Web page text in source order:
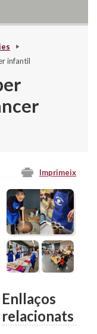
infantil
Imprimeix
Enllaços
relacionats